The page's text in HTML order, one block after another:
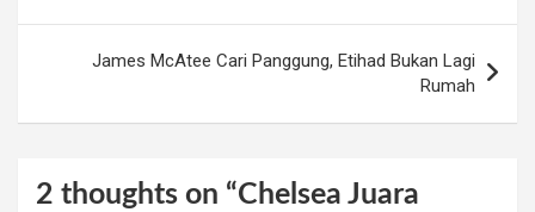
James McAtee Cari Panggung, Etihad Bukan Lagi
Rumah
2 thoughts on “Chelsea Juara